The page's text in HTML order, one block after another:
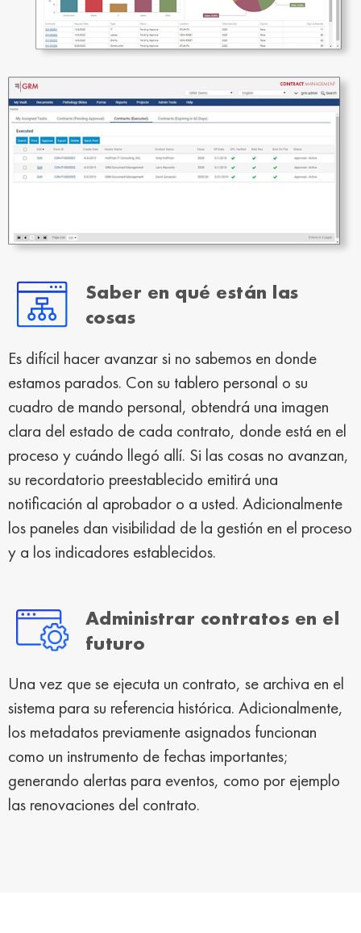
Saber en qué están las
cosas
Es difícil hacer avanzar si no sabemos en donde
estamos parados. Con su tablero personal o su
cuadro de mando personal, obtendrá una imagen
clara del estado de cada contrato, donde está en el
proceso y cuándo llegó allí. Si las cosas no avanzan,
su recordatorio preestablecido emitirá una
notificación al aprobador o a usted. Adicionalmente
los paneles dan visibilidad de la gestión en el proceso
y a los indicadores establecidos.
Administrar contratos en el
futuro
Una vez que se ejecuta un contrato, se archiva en el
sistema para su referencia histórica. Adicionalmente,
los metadatos previamente asignados funcionan
como un instrumento de fechas importantes;
generando alertas para eventos, como por ejemplo
las renovaciones del contrato.